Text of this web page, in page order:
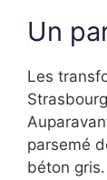
Un
Les
parsemé
béton